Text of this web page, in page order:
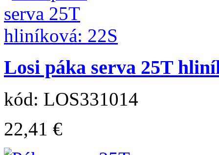
Losi páka serva 25T
kód: LOS331014
22,41 €